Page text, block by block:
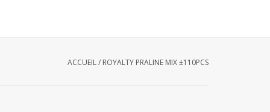
ACCUEIL/ ROYALTY PRALINE MIX ±110PCS